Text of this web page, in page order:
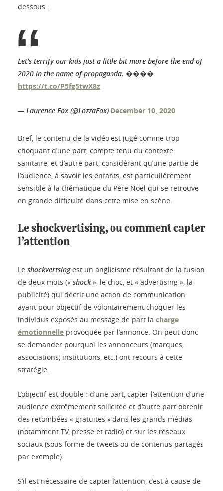
dessous :
Let’s terrify our kids just a little bit more before the end of
2020 in the name of propaganda. ����
https://t.co/P5fg5twX8z
— Laurence Fox (@LozzaFox) December 10, 2020
Bref, le contenu de la vidéo est jugé comme trop
choquant d’une part, compte tenu du contexte
sanitaire, et d’autre part, considérant qu’une partie de
l’audience, à savoir les enfants, est particulièrement
sensible à la thématique du Père Noël qui se retrouve
en grande difficulté dans cette mise en scène.
Leshockvertising, ou comment capter
l’attention
Le shockvertsingest un anglicisme résultant de la fusion
de deux mots (« shock», le choc, et « advertising », la
publicité) qui décrit une action de communication
ayant pour objectif de volontairement choquer les
individus exposés au message de part la charge
émotionnelle provoquée par l’annonce. On peut donc
se demander pourquoi les annonceurs (marques,
associations, institutions, etc.) ont recours à cette
stratégie.
L’objectif est double : d’une part, capter l’attention d’une
audience extrêmement sollicitée et d’autre part obtenir
des retombées « gratuites » dans les grands médias
(notamment TV, presse et radio) et sur les réseaux
sociaux (sous forme de tweets ou de contenus partagés
par exemple).
S’il est nécessaire de capter l’attention, c’est à cause de